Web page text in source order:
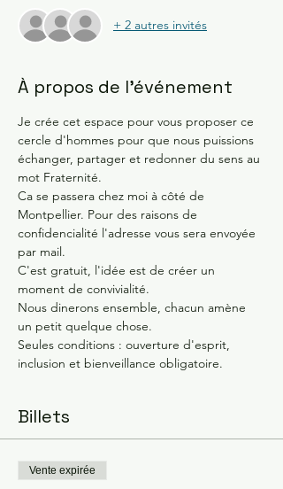
+ 2 autres invités
À propos de l'événement
Je crée cet espace pour vous proposer ce
cercle d'hommes pour que nous puissions
échanger, partager et redonner du sens au
mot Fraternité.
Ca se passera chez moi à côté de
Montpellier. Pour des raisons de
confidencialité l'adresse vous sera envoyée
par mail.
C'est gratuit, l'idée est de créer un
moment de convivialité.
Nous dinerons ensemble, chacun amène
un petit quelque chose.
Seules conditions : ouverture d'esprit,
inclusion et bienveillance obligatoire.
Billets
Vente expirée